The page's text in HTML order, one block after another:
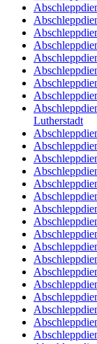
Lutherstadt